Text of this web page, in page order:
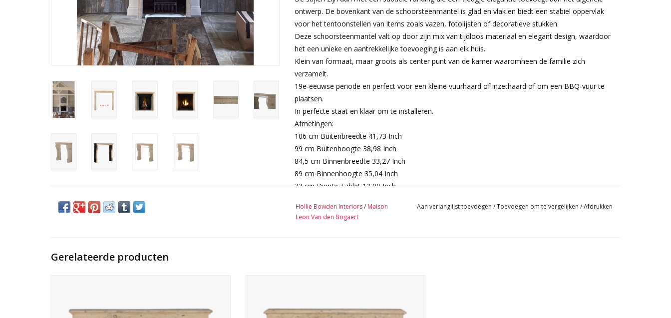
ontwerp. De bovenkant van de schoorsteenmantel is glad en vlak en biedt een stabiel oppervlak
voor het tentoonstellen van items zoals vazen, fotolijsten of decoratieve stukken.
Deze schoorsteenmantel valt op door zijn mix van tijdloos materiaal en elegant design, waardoor
het een unieke en aantrekkelijke toevoeging is aan elk huis.
Klein van formaat, maar groots als center punt van de kamer waaromheen de familie zich
verzamelt.
19e-eeuwse periode en perfect voor een kleine vuurhaard of inzethaard of om een BBQ-vuur te
plaatsen.
In perfecte staat en klaar om te installeren.
Afmetingen:
106 cm Buitenbreedte 41,73 Inch
99 cm Buitenhoogte 38,98 Inch
84,5 cm Binnenbreedte 33,27 Inch
89 cm Binnenhoogte 35,04 Inch
33 cm Diepte Tablet 12,99 Inch
Bekijk Hier De Volledige Foto Galerij In Hoge Kwaliteit →
Hollie Bowden Interiors/ Maison
Leon Van den Bogaert
Aan verlanglijst toevoegen /Toevoegen om te vergelijken /Afdrukken
Gerelateerde producten
materiaal en elegant design voor een unieke en